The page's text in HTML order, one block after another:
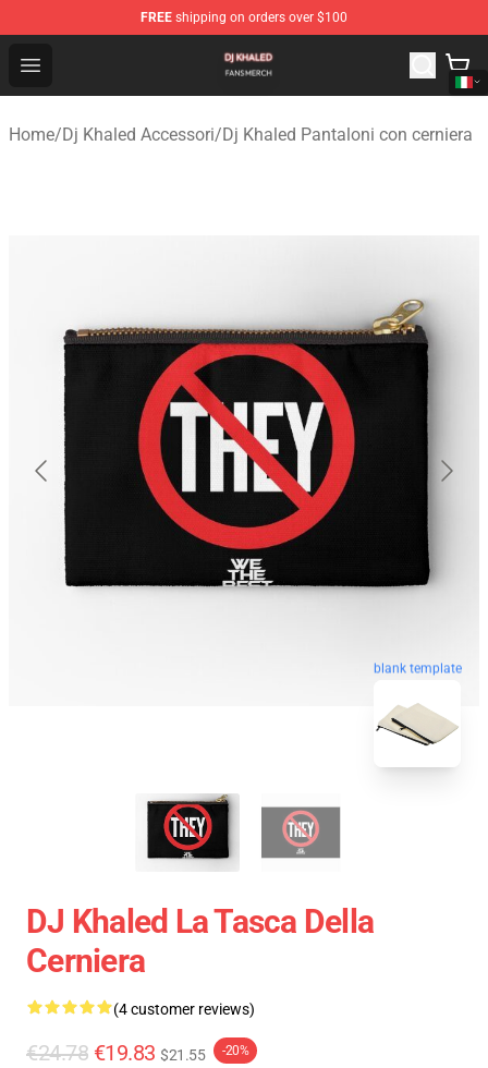
FREE shipping on orders over $100
Open menu
Dj Khaled Shop - Official Dj Khaled Merchandise Store
Home/Dj Khaled Accessori/Dj Khaled Pantaloni con cerniera
blank template
DJ Khaled La Tasca Della
Cerniera
(4 customer reviews)
€24.78 €19.83 $21.55 -20%